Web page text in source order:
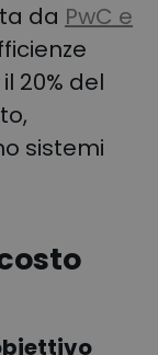
da PwC e
20% del
sistemi